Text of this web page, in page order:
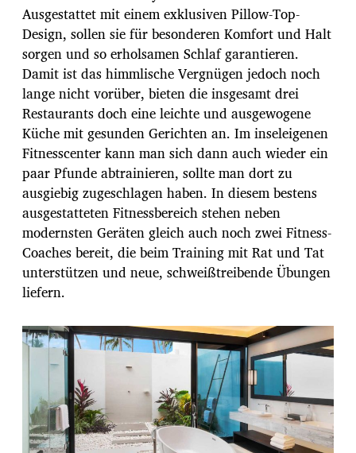
Ausgestattet mit einem exklusiven Pillow-Top-
Design, sollen sie für besonderen Komfort und Halt
sorgen und so erholsamen Schlaf garantieren.
Damit ist das himmlische Vergnügen jedoch noch
lange nicht vorüber, bieten die insgesamt drei
Restaurants doch eine leichte und ausgewogene
Küche mit gesunden Gerichten an. Im inseleigenen
Fitnesscenter kann man sich dann auch wieder ein
paar Pfunde abtrainieren, sollte man dort zu
ausgiebig zugeschlagen haben. In diesem bestens
ausgestatteten Fitnessbereich stehen neben
modernsten Geräten gleich auch noch zwei Fitness-
Coaches bereit, die beim Training mit Rat und Tat
unterstützen und neue, schweißtreibende Übungen
liefern.